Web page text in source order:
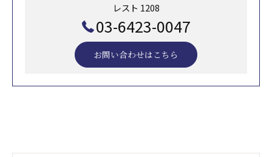
レスト 1208
03-6423-0047
お問い合わせはこちら